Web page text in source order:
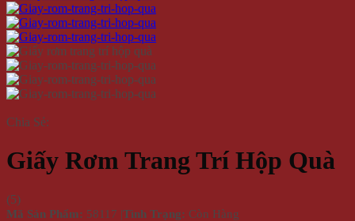
Chia Sẻ:
Giấy Rơm Trang Trí Hộp Quà
(5)
Mã Sản Phẩm: 58117 |Tình Trạng: Còn Hàng